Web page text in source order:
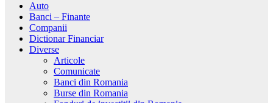
Auto
Banci – Finante
Companii
Dictionar Financiar
Diverse
Articole
Comunicate
Banci din Romania
Burse din Romania